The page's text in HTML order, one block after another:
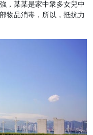
，某某是家中衆多女兒中
物品消毒，所以，抵抗力